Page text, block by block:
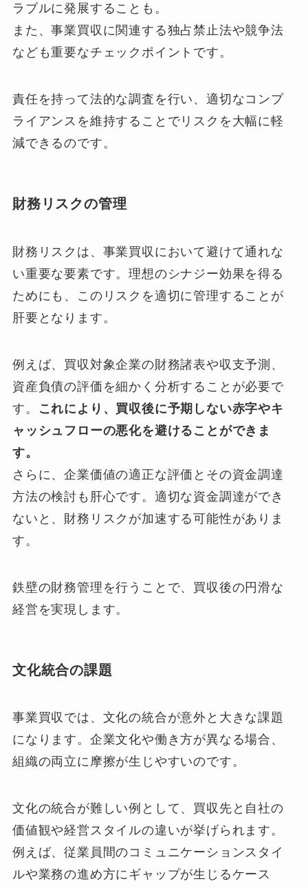
ラブルに発展することも。
また、事業買収に関連する独占禁止法や競争法
なども重要なチェックポイントです。
責任を持って法的な調査を行い、適切なコンプ
ライアンスを維持することでリスクを大幅に軽
減できるのです。
財務リスクの管理
財務リスクは、事業買収において避けて通れな
い重要な要素です。理想のシナジー効果を得る
ためにも、このリスクを適切に管理することが
肝要となります。
例えば、買収対象企業の財務諸表や収支予測、
資産負債の評価を細かく分析することが必要で
す。
これにより、買収後に予期しない赤字やキ
ャッシュフローの悪化を避けることができま
す。
さらに、企業価値の適正な評価とその資金調達
方法の検討も肝心です。適切な資金調達ができ
ないと、財務リスクが加速する可能性がありま
す。
鉄壁の財務管理を行うことで、買収後の円滑な
経営を実現します。
文化統合の課題
事業買収では、文化の統合が意外と大きな課題
になります。企業文化や働き方が異なる場合、
組織の両立に摩擦が生じやすいのです。
文化の統合が難しい例として、買収先と自社の
価値観や経営スタイルの違いが挙げられます。
例えば、従業員間のコミュニケーションスタイ
ルや業務の進め方にギャップが生じるケース